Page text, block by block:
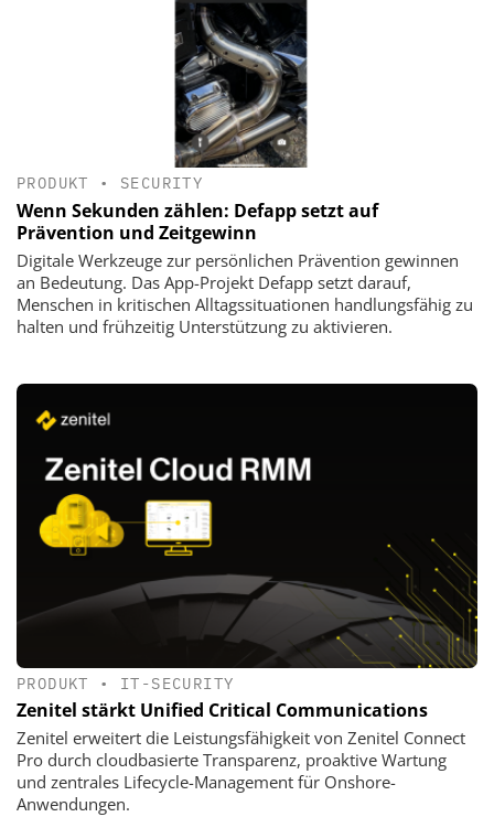
PRODUKT • SECURITY
Wenn Sekunden zählen: Defapp setzt auf
Prävention und Zeitgewinn
Digitale Werkzeuge zur persönlichen Prävention gewinnen
an Bedeutung. Das App-Projekt Defapp setzt darauf,
Menschen in kritischen Alltagssituationen handlungsfähig zu
halten und frühzeitig Unterstützung zu aktivieren.
PRODUKT • IT-SECURITY
Zenitel stärkt Unified Critical Communications
Zenitel erweitert die Leistungsfähigkeit von Zenitel Connect
Pro durch cloudbasierte Transparenz, proaktive Wartung
und zentrales Lifecycle-Management für Onshore-
Anwendungen.